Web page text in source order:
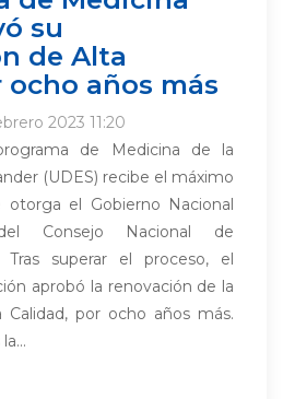
su
de Alta
años más
2023 11:20
de Medicina de la
(UDES) recibe el máximo
otorga el Gobierno Nacional
Consejo Nacional de
Tras superar el proceso, el
aprobó la renovación de la
por ocho años más.